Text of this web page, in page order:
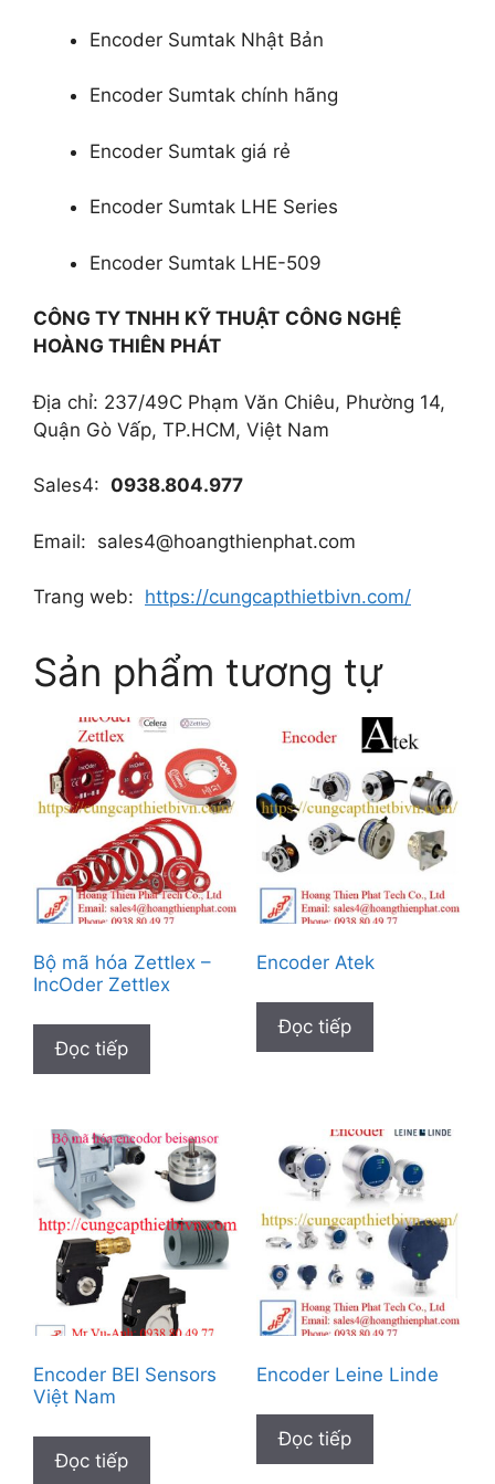
Encoder Sumtak Nhật Bản
Encoder Sumtak chính hãng
Encoder Sumtak giá rẻ
Encoder Sumtak LHE Series
Encoder Sumtak LHE-509
CÔNG TY TNHH KỸ THUẬT CÔNG NGHỆ
HOÀNG THIÊN PHÁT
Địa chỉ: 237/49C Phạm Văn Chiêu, Phường 14,
Quận Gò Vấp, TP.HCM, Việt Nam
Sales4: 0938.804.977
Email: sales4@hoangthienphat.com
Trang web: https://cungcapthietbivn.com/
Sản phẩm tương tự
Bộ mã hóa Zettlex –
IncOder Zettlex
Đọc tiếp
Encoder Atek
Đọc tiếp
Encoder BEI Sensors
Việt Nam
Đọc tiếp
Encoder Leine Linde
Đọc tiếp